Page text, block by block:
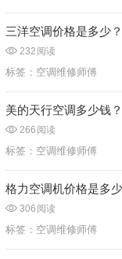
三洋空调价格是多少
232 阅读
标签： 空调维修师傅
美的天行空调多少钱
266 阅读
标签： 空调维修师傅
格力空调机价格是多少
306 阅读
标签： 空调维修师傅